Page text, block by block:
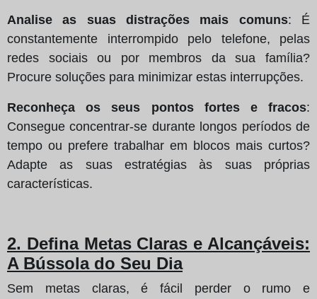
Analise as suas distrações mais comuns: É
constantemente interrompido pelo telefone, pelas
redes sociais ou por membros da sua família?
Procure soluções para minimizar estas interrupções.
Reconheça os seus pontos fortes e fracos:
Consegue concentrar-se durante longos períodos de
tempo ou prefere trabalhar em blocos mais curtos?
Adapte as suas estratégias às suas próprias
características.
2. Defina Metas Claras e Alcançáveis:
A Bússola do Seu Dia
Sem metas claras, é fácil perder o rumo e